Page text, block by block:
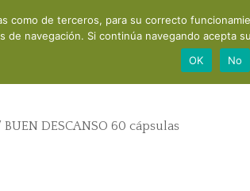
Inicio Acerca de mí Consultas y
BUEN DESCANSO 60 cápsulas
como de terceros, para su correcto
navegación. Si continúa navegando acepta
OK
No